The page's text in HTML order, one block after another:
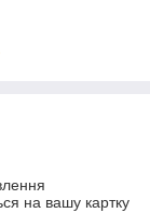
на вашу картку